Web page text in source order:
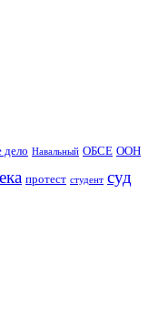
дело Навальный ОБСЕ ООН
протест студент суд